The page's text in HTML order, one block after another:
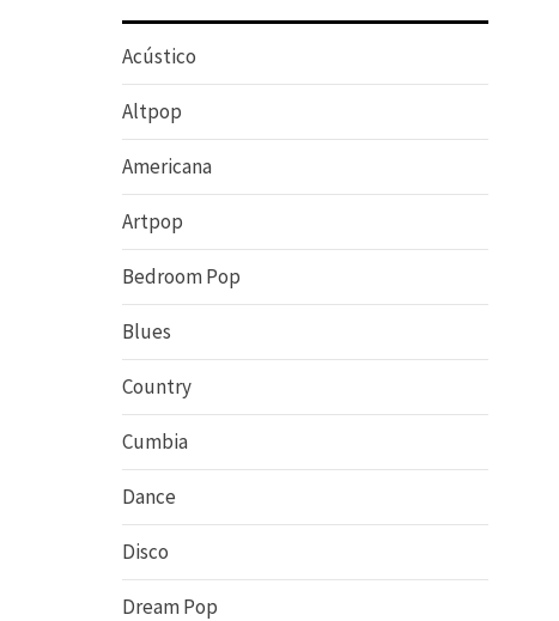
Acústico
Altpop
Americana
Artpop
Bedroom Pop
Blues
Country
Cumbia
Dance
Disco
Dream Pop